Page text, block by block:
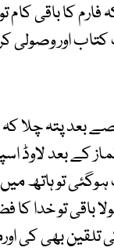
کہ فارم کا باقی
اور وصولی
بعد پتہ چلا کہ
کے بعد لاوڈ
ہوگئی تو ہاتھ
بولا باقی تو
بھی کی